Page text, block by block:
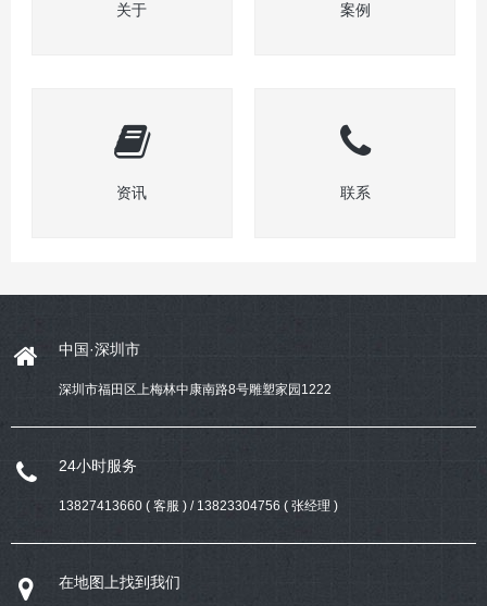
关于 案例
资讯 联系
中国·深圳市
深圳市福田区上梅林中康南路8号雕塑家园1222
24小时服务
13827413660 ( 客服 ) / 13823304756 ( 张经理 )
在地图上找到我们